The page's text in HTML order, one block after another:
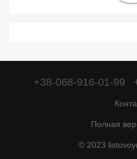
+38-068-916-01-99
Полная
© 2023